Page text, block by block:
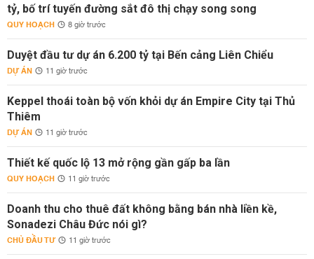
tỷ, bố trí tuyến đường sắt đô thị chạy song song
QUY HOẠCH 8 giờ trước
Duyệt đầu tư dự án 6.200 tỷ tại Bến cảng Liên Chiểu
DỰ ÁN 11 giờ trước
Keppel thoái toàn bộ vốn khỏi dự án Empire City tại Thủ
Thiêm
DỰ ÁN 11 giờ trước
Thiết kế quốc lộ 13 mở rộng gần gấp ba lần
QUY HOẠCH 11 giờ trước
Doanh thu cho thuê đất không bằng bán nhà liền kề,
Sonadezi Châu Đức nói gì?
CHỦ ĐẦU TƯ 11 giờ trước